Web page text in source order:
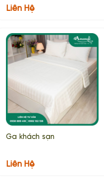
Liên Hệ
Ga khách sạn
Liên Hệ